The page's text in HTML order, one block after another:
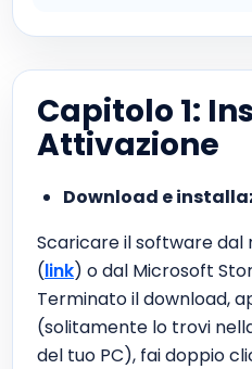
Capitolo 1:
Attivazione
Download e
Scaricare il software dal
(link) o dal Microsoft
Terminato il download,
(solitamente lo trovi
del tuo PC), fai doppio